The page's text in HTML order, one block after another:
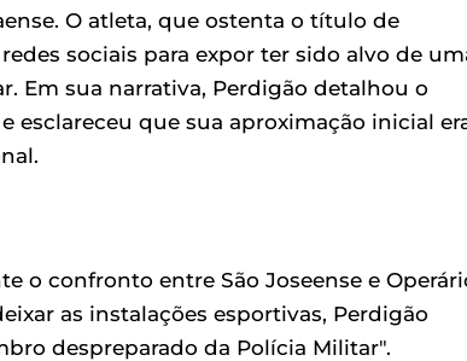
O atleta, que ostenta o título de
sociais para expor ter sido alvo de
Em sua narrativa, Perdigão detalhou o
esclareceu que sua aproximação inicial
o confronto entre São Joseense e
as instalações esportivas, Perdigão
despreparado da Polícia Militar".